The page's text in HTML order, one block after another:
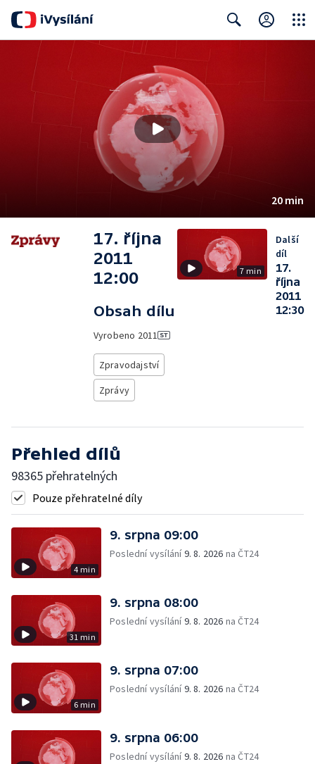
20 min
17. října
2011
12:00
Obsah dílu
Vyrobeno 2011
Zpravodajství
Zprávy
7 min
Další
díl
17.
října
2011
12:30
Přehled dílů
98365 přehratelných
Pouze přehratelné díly
4 min
9. srpna 09:00
Poslední vysílání9. 8. 2026 na ČT24
31 min
9. srpna 08:00
Poslední vysílání9. 8. 2026 na ČT24
6 min
9. srpna 07:00
Poslední vysílání9. 8. 2026 na ČT24
9. srpna 06:00
Poslední vysílání9. 8. 2026 na ČT24